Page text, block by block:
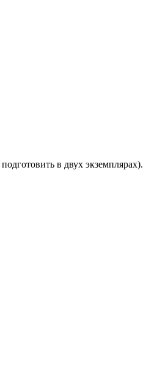
в двух экземплярах).